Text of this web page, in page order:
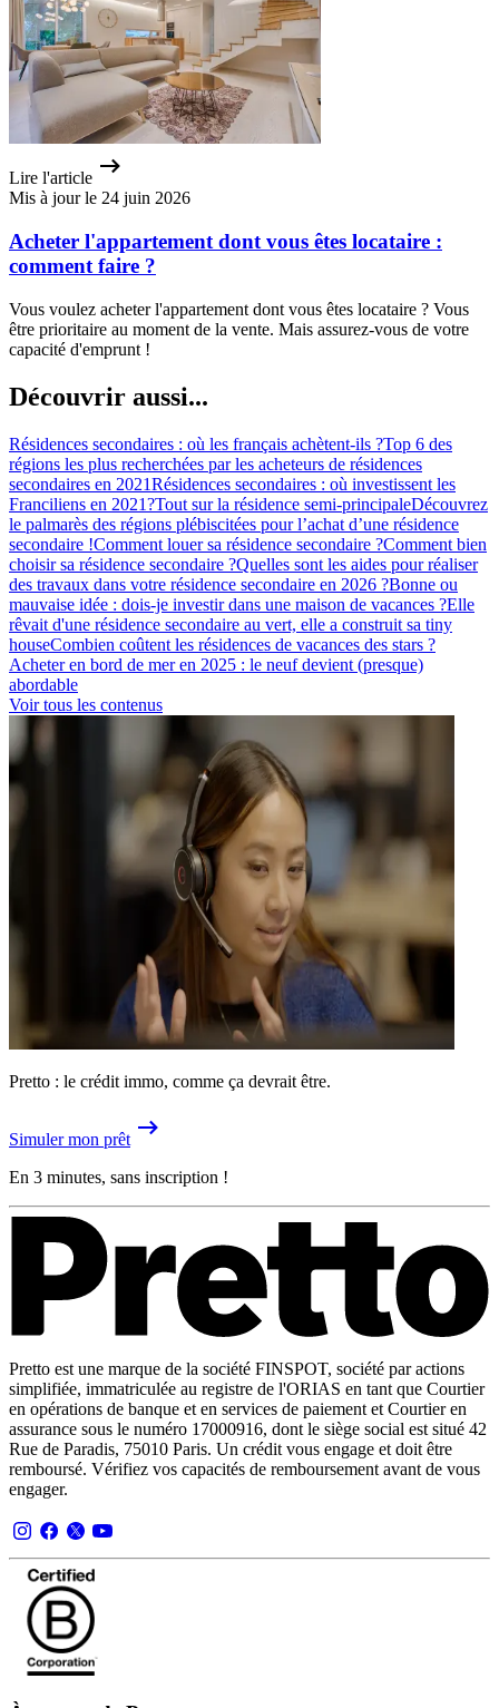
Lire l'article
Mis à jour le 24 juin 2026
Acheter l'appartement dont vous êtes locataire :
comment faire ?
Vous voulez acheter l'appartement dont vous êtes locataire ? Vous
être prioritaire au moment de la vente. Mais assurez-vous de votre
capacité d'emprunt !
Découvrir aussi...
Résidences secondaires : où les français achètent-ils ?Top 6 des
régions les plus recherchées par les acheteurs de résidences
secondaires en 2021Résidences secondaires : où investissent les
Franciliens en 2021?Tout sur la résidence semi-principaleDécouvrez
le palmarès des régions plébiscitées pour l’achat d’une résidence
secondaire !Comment louer sa résidence secondaire ?Comment bien
choisir sa résidence secondaire ?Quelles sont les aides pour réaliser
des travaux dans votre résidence secondaire en 2026 ?Bonne ou
mauvaise idée : dois-je investir dans une maison de vacances ?Elle
rêvait d'une résidence secondaire au vert, elle a construit sa tiny
houseCombien coûtent les résidences de vacances des stars ?
Acheter en bord de mer en 2025 : le neuf devient (presque)
abordable
Voir tous les contenus
Pretto : le crédit immo, comme ça devrait être.
Simuler mon prêt
En 3 minutes, sans inscription !
Pretto est une marque de la société FINSPOT, société par actions
simplifiée, immatriculée au registre de l'ORIAS en tant que Courtier
en opérations de banque et en services de paiement et Courtier en
assurance sous le numéro 17000916, dont le siège social est situé 42
Rue de Paradis, 75010 Paris. Un crédit vous engage et doit être
remboursé. Vérifiez vos capacités de remboursement avant de vous
engager.